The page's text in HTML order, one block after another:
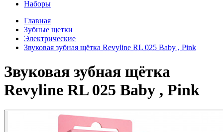
Наборы
Главная
Зубные щетки
Электрические
Звуковая зубная щётка Revyline RL 025 Baby , Pink
Звуковая зубная щётка
Revyline RL 025 Baby , Pink